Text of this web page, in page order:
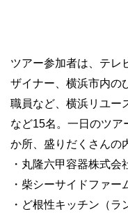
ツアー参加者は、テレ
ザイナー、横浜市内の
職員など、横浜リユー
など15名。一日のツア
か所、盛りだくさんの
・丸隆六甲容器株式会
・柴シーサイドファー
・ど根性キッチン（ラ